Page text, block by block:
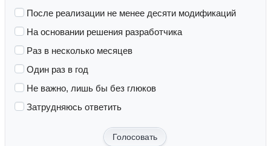
После реализации не менее десяти модификаций
На основании решения разработчика
Раз в несколько месяцев
Один раз в год
Не важно, лишь бы без глюков
Затрудняюсь ответить
Голосовать